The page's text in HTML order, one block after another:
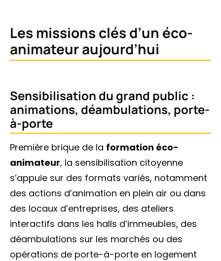
Les missions clés d’un éco-
animateur aujourd’hui
Sensibilisation du grand public :
animations, déambulations, porte-
à-porte
Première brique de la formation éco-
animateur, la sensibilisation citoyenne
s’appuie sur des formats variés, notamment
des actions d’animation en plein air ou dans
des locaux d’entreprises, des ateliers
interactifs dans les halls d’immeubles, des
déambulations sur les marchés ou des
opérations de porte-à-porte en logement